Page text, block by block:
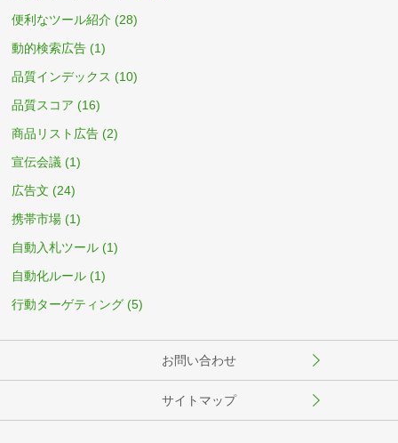
便利なツール紹介 (28)
動的検索広告 (1)
品質インデックス (10)
品質スコア (16)
商品リスト広告 (2)
宣伝会議 (1)
広告文 (24)
携帯市場 (1)
自動入札ツール (1)
自動化ルール (1)
行動ターゲティング (5)
お問い合わせ
サイトマップ